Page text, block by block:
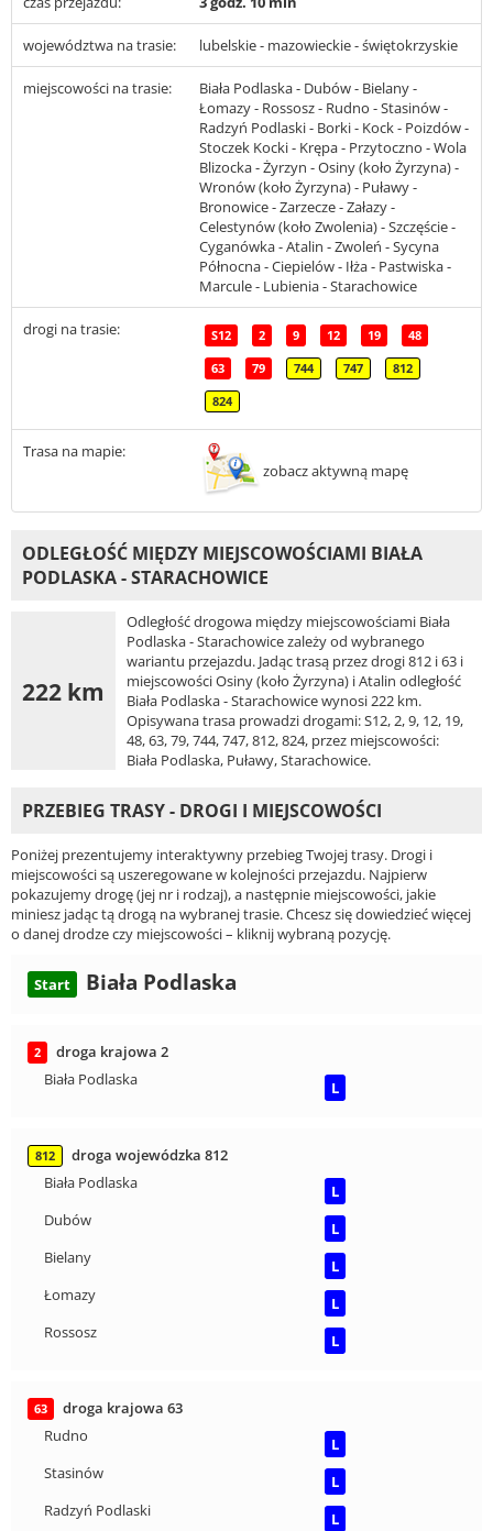
województwa na trasie: lubelskie - mazowieckie - świętokrzyskie
miejscowości na trasie:
Biała Podlaska - Dubów - Bielany -
Łomazy - Rossosz - Rudno - Stasinów -
Radzyń Podlaski - Borki - Kock - Poizdów -
Stoczek Kocki - Krępa - Przytoczno - Wola
Blizocka - Żyrzyn - Osiny (koło Żyrzyna) -
Wronów (koło Żyrzyna) - Puławy -
Bronowice - Zarzecze - Załazy -
Celestynów (koło Zwolenia) - Szczęście -
Cyganówka - Atalin - Zwoleń - Sycyna
Północna - Ciepielów - Iłża - Pastwiska -
Marcule - Lubienia - Starachowice
drogi na trasie: S12 2 9 12 19 48
63 79 744 747 812
824
Trasa na mapie:
zobacz aktywną mapę
ODLEGŁOŚĆ MIĘDZY MIEJSCOWOŚCIAMI BIAŁA
PODLASKA - STARACHOWICE
222 km
Odległość drogowa między miejscowościami Biała
Podlaska - Starachowice zależy od wybranego
wariantu przejazdu. Jadąc trasą przez drogi 812 i 63 i
miejscowości Osiny (koło Żyrzyna) i Atalin odległość
Biała Podlaska - Starachowice wynosi 222 km.
Opisywana trasa prowadzi drogami: S12, 2, 9, 12, 19,
48, 63, 79, 744, 747, 812, 824, przez miejscowości:
Biała Podlaska, Puławy, Starachowice.
PRZEBIEG TRASY - DROGI I MIEJSCOWOŚCI
Poniżej prezentujemy interaktywny przebieg Twojej trasy. Drogi i
miejscowości są uszeregowane w kolejności przejazdu. Najpierw
pokazujemy drogę (jej nr i rodzaj), a następnie miejscowości, jakie
miniesz jadąc tą drogą na wybranej trasie. Chcesz się dowiedzieć więcej
o danej drodze czy miejscowości – kliknij wybraną pozycję.
Start Biała Podlaska
2
droga krajowa 2
Biała Podlaska
L
812
droga wojewódzka 812
Biała Podlaska
L
Dubów
L
Bielany
L
Łomazy
L
Rossosz
L
63
droga krajowa 63
Rudno
L
Stasinów
L
Radzyń Podlaski
L